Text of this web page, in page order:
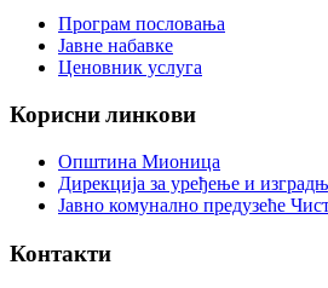
Програм пословања
Јавне набавке
Ценовник услуга
Корисни линкови
Општина Мионица
Дирекција за уређење и
Јавно комунално предузеће
Контакти